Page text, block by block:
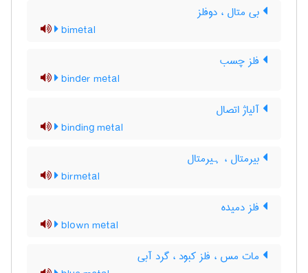
بی متال ، دوفلز
bimetal
فلز چسب
binder metal
آلیاژ اتصال
binding metal
بیرمتال ، ہیرمتال
birmetal
فلز دمیده
blown metal
مات مس ، فلز کبود ، گرد آبی